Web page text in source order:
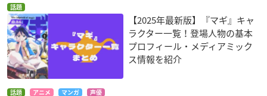
話題
【2025年最新版】『マギ』キャ
ラクター一覧！登場人物の基本
プロフィール・メディアミック
ス情報を紹介
話題 アニメ マンガ 声優